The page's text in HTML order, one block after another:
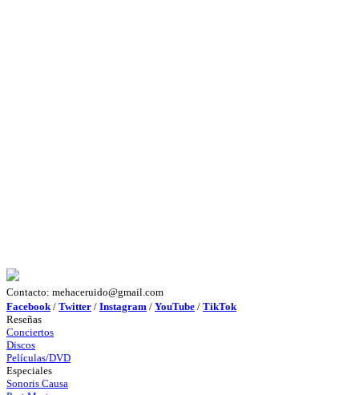
Contacto: mehaceruido@gmail.com
Facebook/ Twitter / Instagram / YouTube / TikTok
Reseñas
Conciertos
Discos
Películas/DVD
Especiales
Sonoris Causa